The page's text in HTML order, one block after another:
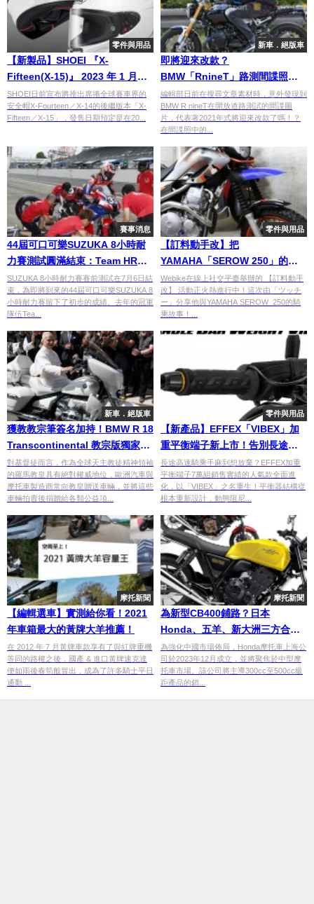
零件與用品
【新製品】SHOEI 『X-
Fifteen(X-15)』 2023 年 1 月將
於日本發售！
SHOEI日前宣布將推出席捲全球賽車界的
安全帽X-Fourteen／X-14的後繼版本「X-
Fifteen／X-15」，發售日期預定是在20...
新車．絕版車
即將迎來改款？
BMW「RnineT」路測間諜照曝
光！
編輯部日前在搜尋文章素材時，意外發現到
BMW R nineT在開放道路測試的間諜圖
片，代表著2021年式將迎來改款了嗎！？
在間諜照中的...
賽事消息
44屆可口可樂SUZUKA 8小時耐
力賽測試圓滿結束：Team HRC
領先
SUZUKA 8小時耐力賽賽前測試在7月6日結
束，為即將到來的44屆可口可樂SUZUKA 8
小時耐力賽留下了初步的成績。去年的冠軍
隊伍Tea...
零件與用品
【訂料動手改】把
YAMAHA「SEROW 250」的前
輪變小！
Webike在線上社交平臺舉辦的 【訂料動手
改】 活動正火熱進行中！這次由「ツッチ
ー」分享他與YAMAHA SEROW 250的騎
乘故事！...
新車．絕版車
獲教教宗筆簽名加持！BMW R 18
Transcontinental 教宗版獨家亮
相，預計將登上拍賣會
對基督徒而言，作為全球天主教徒精神領袖
的羅馬教皇具有絕對權威地位，歐洲汽車與
摩托車製造商常向教皇贈送車輛，並將這些
車輛拍賣後捐贈給各類公益項...
零件與用品
【新產品】EFFEX「VIBEX」加
重平衡端子新上市！告別長途手
麻困擾×GT 250g強效減震×ST
102g輕量操控×7色點綴
長途高速騎乘手麻到想放棄？EFFEX加重
平衡端子7萬組銷售實績的人氣款全面進
化，以「VIBEX」之名重生！平衡器結構從
根本重新設計，動態阻尼...
摩托新聞
【編輯選車】實測給你看！2021
年車箱最大的黃牌大羊推薦！
在 2012 年 7 月黃牌車款享有了與紅牌重機
等同的路權之後，國產 & 進口黃牌速克達
便如雨後春筍般冒出，成為了許多騎士平日
通勤 ...
摩托新聞
為新型CB400鋪路？日本
Honda、五羊、新大洲三方合
作，共拓中國市場
為強化中國市場佈局，Honda摩托車上海公
司於2023年12月成立，並將聚焦於中型摩
托車市場。該公司將主導300cc至500cc級
距產品的銷...